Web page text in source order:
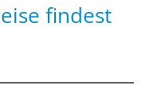
findest